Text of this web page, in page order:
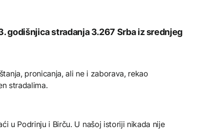
godišnjica stradanja 3.267 Srba iz srednjeg
pronicanja, ali ne i zaborava, rekao
stradalima.
u Podrinju i Birču. U našoj istoriji nikada nije